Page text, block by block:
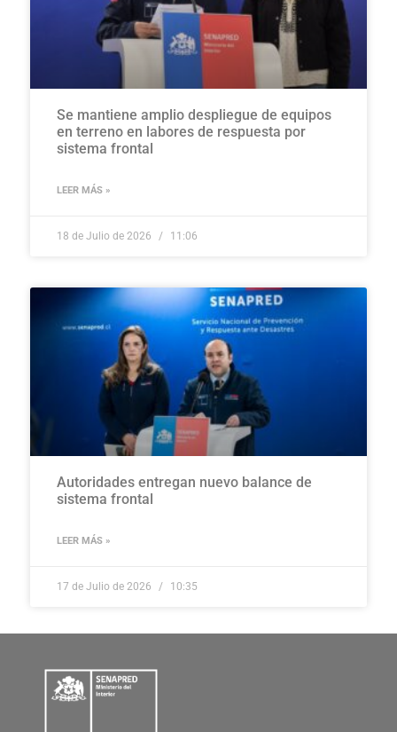
Se mantiene amplio despliegue de equipos
en terreno en labores de respuesta por
sistema frontal
LEER MÁS »
18 de Julio de 2026 11:06
Autoridades entregan nuevo balance de
sistema frontal
LEER MÁS »
17 de Julio de 2026 10:35